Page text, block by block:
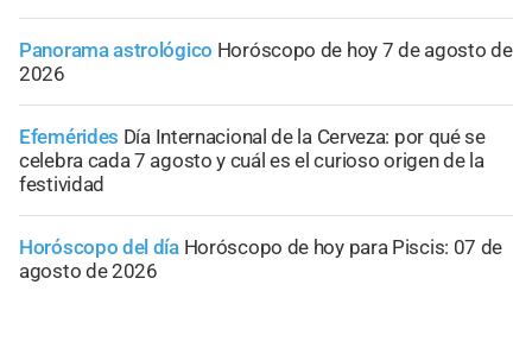
Panorama astrológico Horóscopo de hoy 7 de agosto de
2026
Efemérides Día Internacional de la Cerveza: por qué se
celebra cada 7 agosto y cuál es el curioso origen de la
festividad
Horóscopo del día Horóscopo de hoy para Piscis: 07 de
agosto de 2026